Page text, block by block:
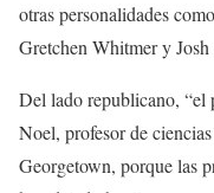
otras personalidades
Gretchen Whitmer y Josh
Del lado republicano, “el
Noel, profesor de
Georgetown, porque las